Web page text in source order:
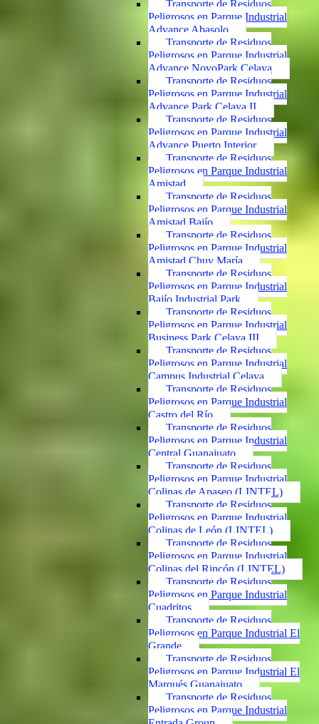
Transporte de Residuos
Peligrosos en Parque Industrial
Advance Abasolo
Transporte de Residuos
Peligrosos en Parque Industrial
Advance NovoPark Celaya
Transporte de Residuos
Peligrosos en Parque Industrial
Advance Park Celaya II
Transporte de Residuos
Peligrosos en Parque Industrial
Advance Puerto Interior
Transporte de Residuos
Peligrosos en Parque Industrial
Amistad
Transporte de Residuos
Peligrosos en Parque Industrial
Amistad Bajío
Transporte de Residuos
Peligrosos en Parque Industrial
Amistad Chuy María
Transporte de Residuos
Peligrosos en Parque Industrial
Bajío Industrial Park
Transporte de Residuos
Peligrosos en Parque Industrial
Business Park Celaya III
Transporte de Residuos
Peligrosos en Parque Industrial
Campus Industrial Celaya
Transporte de Residuos
Peligrosos en Parque Industrial
Castro del Río
Transporte de Residuos
Peligrosos en Parque Industrial
Central Guanajuato
Transporte de Residuos
Peligrosos en Parque Industrial
Colinas de Apaseo (LINTEL)
Transporte de Residuos
Peligrosos en Parque Industrial
Colinas de León (LINTEL)
Transporte de Residuos
Peligrosos en Parque Industrial
Colinas del Rincón (LINTEL)
Transporte de Residuos
Peligrosos en Parque Industrial
Cuadritos
Transporte de Residuos
Peligrosos en Parque Industrial El
Grande
Transporte de Residuos
Peligrosos en Parque Industrial El
Marqués Guanajuato
Transporte de Residuos
Peligrosos en Parque Industrial